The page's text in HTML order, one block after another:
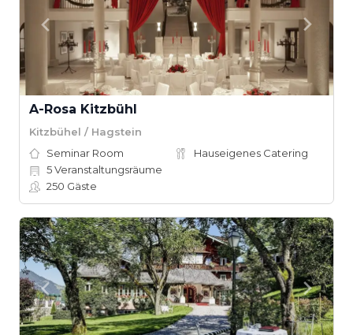
A-Rosa Kitzbühl
Kitzbühel / Hagstein
Seminar Room
Hauseigenes Catering
5Veranstaltungsräume
250 Gäste